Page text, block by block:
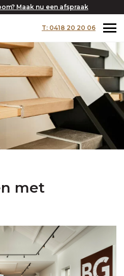
Maak nu een afspraak
T: 0418 20 20 06
met